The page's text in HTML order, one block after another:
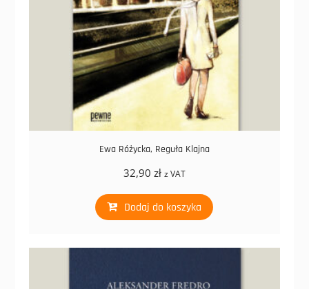
Ewa Różycka, Reguła Klajna
32,90 zł z VAT
Dodaj do koszyka